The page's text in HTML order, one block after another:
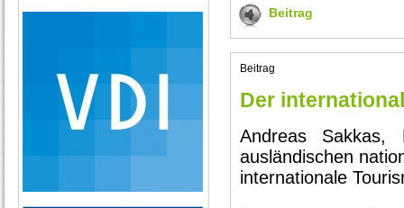
Beitrag
Beitrag
Der
Andreas Sakkas,
ausländischen
internationale